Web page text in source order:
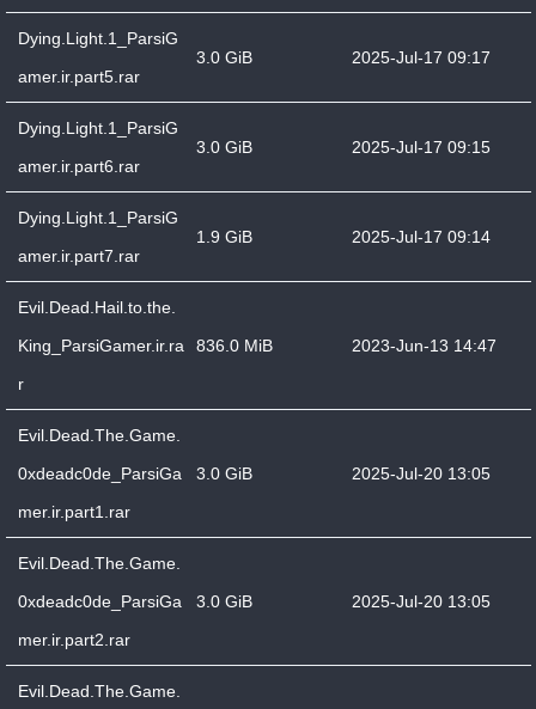
Dying.Light.1_ParsiG
amer.ir.part5.rar
3.0 GiB 2025-Jul-17 09:17
Dying.Light.1_ParsiG
amer.ir.part6.rar
3.0 GiB 2025-Jul-17 09:15
Dying.Light.1_ParsiG
amer.ir.part7.rar
1.9 GiB 2025-Jul-17 09:14
Evil.Dead.Hail.to.the.
King_ParsiGamer.ir.ra
r
836.0 MiB 2023-Jun-13 14:47
Evil.Dead.The.Game.
0xdeadc0de_ParsiGa
mer.ir.part1.rar
3.0 GiB 2025-Jul-20 13:05
Evil.Dead.The.Game.
0xdeadc0de_ParsiGa
mer.ir.part2.rar
3.0 GiB 2025-Jul-20 13:05
Evil.Dead.The.Game.